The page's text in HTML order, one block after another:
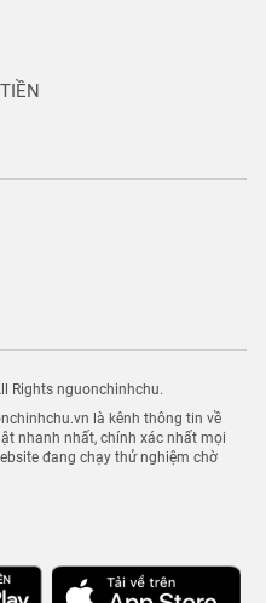
Rights nguonchinhchu.
là kênh thông tin về
nhanh nhất, chính xác nhất mọi
đang chạy thử nghiệm chờ